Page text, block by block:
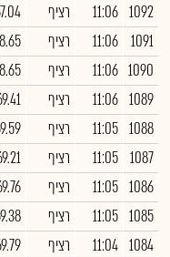
1092
11:06 רציף
1091
11:06 רציף
1090
11:06 רציף
1089
11:06 רציף
1088
11:05 רציף
1087
11:05 רציף
1086
11:05 רציף
1085
11:05 רציף
1084
11:04 רציף